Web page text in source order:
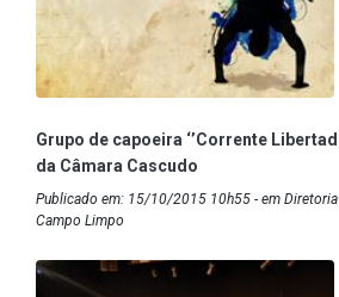
Grupo de capoeira ‘’Corrente
da Câmara Cascudo
Publicado em: 15/10/2015 10h55 - em Diretoria
Campo Limpo